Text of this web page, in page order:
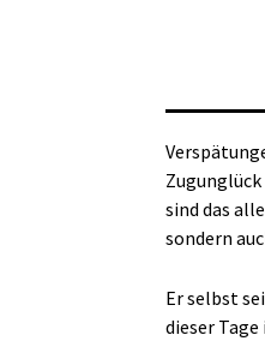
sind das
sondern
Er selbst
dieser